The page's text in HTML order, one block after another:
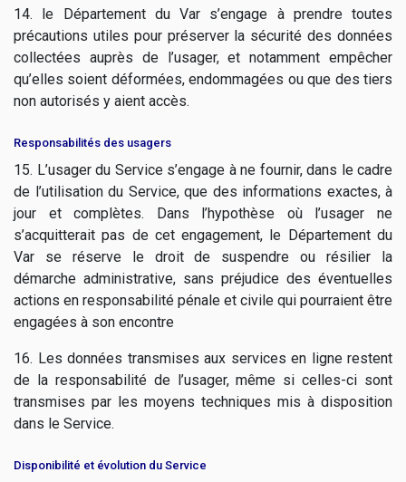
14. le Département du Var s’engage à prendre toutes
précautions utiles pour préserver la sécurité des données
collectées auprès de l’usager, et notamment empêcher
qu’elles soient déformées, endommagées ou que des tiers
non autorisés y aient accès.
Responsabilités des usagers
15. L’usager du Service s’engage à ne fournir, dans le cadre
de l’utilisation du Service, que des informations exactes, à
jour et complètes. Dans l’hypothèse où l’usager ne
s’acquitterait pas de cet engagement, le Département du
Var se réserve le droit de suspendre ou résilier la
démarche administrative, sans préjudice des éventuelles
actions en responsabilité pénale et civile qui pourraient être
engagées à son encontre
16. Les données transmises aux services en ligne restent
de la responsabilité de l’usager, même si celles-ci sont
transmises par les moyens techniques mis à disposition
dans le Service.
Disponibilité et évolution du Service